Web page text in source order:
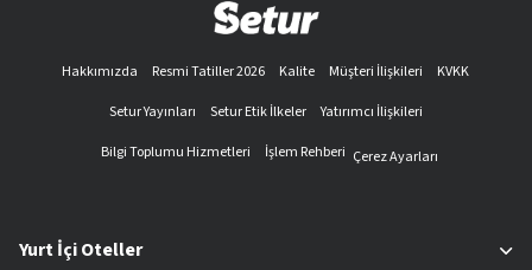
Hakkımızda Resmi Tatiller 2026 Kalite Müşteri İlişkileri
KVKK
Setur Yayınları
Setur Etik İlkeler
Yatırımcı İlişkileri
Bilgi Toplumu Hizmetleri
İşlem Rehberi Çerez Ayarları
Yurt İçi Oteller